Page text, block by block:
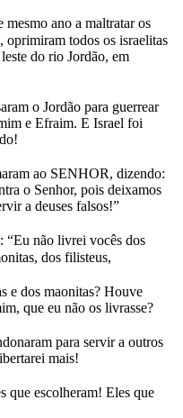
mesmo ano a maltratar os
oprimiram todos os israelitas
do rio Jordão, em
o Jordão para guerrear
e Efraim. E Israel foi
ao SENHOR, dizendo:
o Senhor, pois deixamos
a deuses falsos!”
“Eu não livrei vocês dos
dos filisteus,
e dos maonitas? Houve
que eu não os livrasse?
para servir a outros
mais!
que escolheram! Eles que